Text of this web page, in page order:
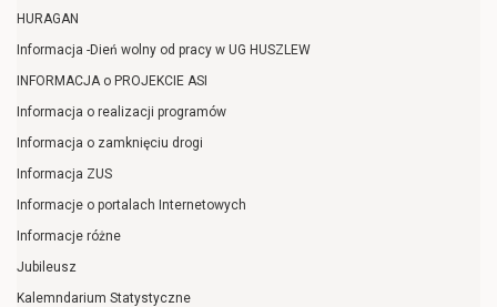
HURAGAN
Informacja -Dień wolny od pracy w UG HUSZLEW
INFORMACJA o PROJEKCIE ASI
Informacja o realizacji programów
Informacja o zamknięciu drogi
Informacja ZUS
Informacje o portalach Internetowych
Informacje różne
Jubileusz
Kalemndarium Statystyczne